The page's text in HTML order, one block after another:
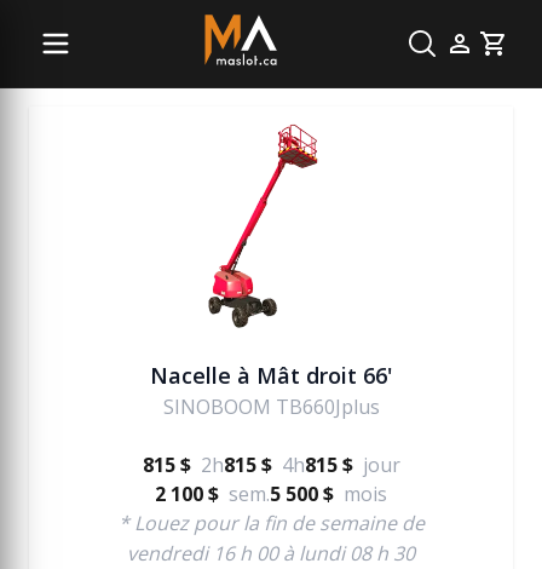
Cart
Nacelle
Nacelle à Mât droit 66'
SINOBOOM TB660Jplus
815 $ 2h815 $ 4h815 $ jour
2 100 $ sem.5 500 $ mois
* Louez pour la fin de semaine de
vendredi 16 h 00 à lundi 08 h 30